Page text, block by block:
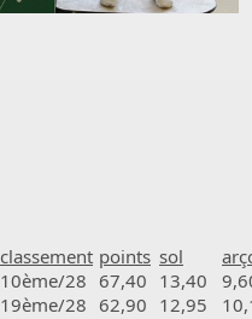
classement points sol
10ème/28 67,40 13,40
19ème/28 62,90 12,95